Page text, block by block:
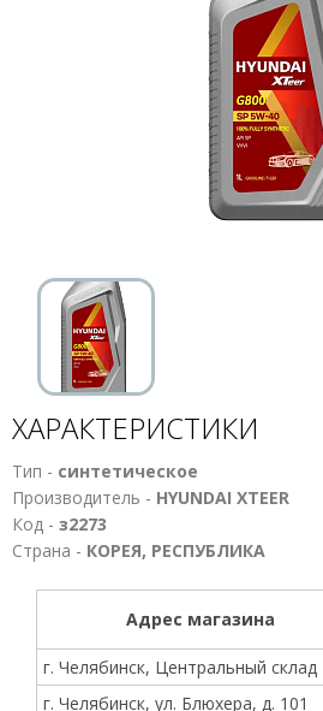
ХАРАКТЕРИСТИКИ
Тип - синтетическое
Производитель - HYUNDAI XTEER
Код - з2273
Страна - КОРЕЯ, РЕСПУБЛИКА
Адрес магазина
г. Челябинск, Центральный склад
г. Челябинск, ул. Блюхера, д. 101